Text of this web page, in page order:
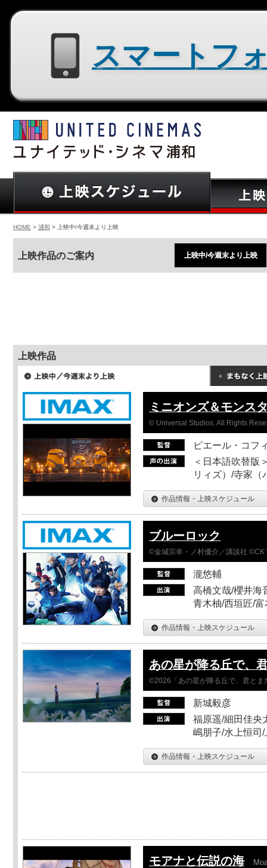
HOME > 浦和 > 上映中/今週末より上映
上映作品のご案内 上映中/今週末より上映
上映作品
ミニオンズ＆モンス
© Universal Studios. All Rights
ピエール・コフ
＜日本語吹替版
リィズ）/寺家（
作品情報・上映スケジュール
ブルーロック
©金城宗幸・ノ村優介／講談社 ©CK
瀧悠輔
高橋文哉/櫻井海
青木柚/西垣匠/
作品情報・上映スケジュール
あの星が降る丘で、
©2026「あの星が降る丘で、君とま
新城毅彦
福原遥/細田佳央
嶋朋子/水上恒司
作品情報・上映スケジュール
モアナと伝説の海